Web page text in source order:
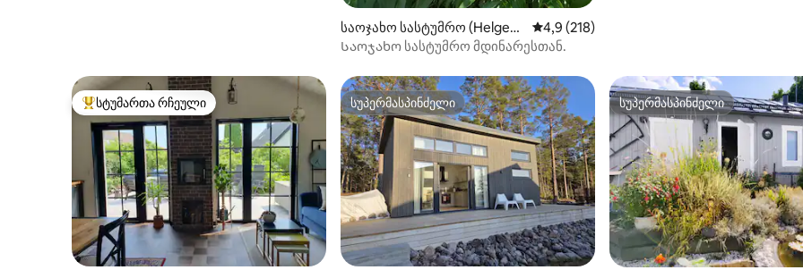
საოჯახო სასტუმრო (Helgenä
s)
საშუალო შეფასებაა 5‑დან 4,9, 218
4,9 (218)
Საოჯახო სასტუმრო მდინარესთან.
სტუმართა რჩეული მოწინავე ვარიანტი
სტუმართა რჩეული სუპერმასპინძელი
სუპერმასპინძელი სუპერმასპინძელი
სუპერმასპინძელი